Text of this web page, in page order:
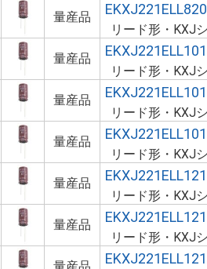
量産品
リード形・KXJ
量産品
リード形・KXJ
量産品
リード形・KXJ
量産品
リード形・KXJ
量産品
リード形・KXJ
量産品
リード形・KXJ